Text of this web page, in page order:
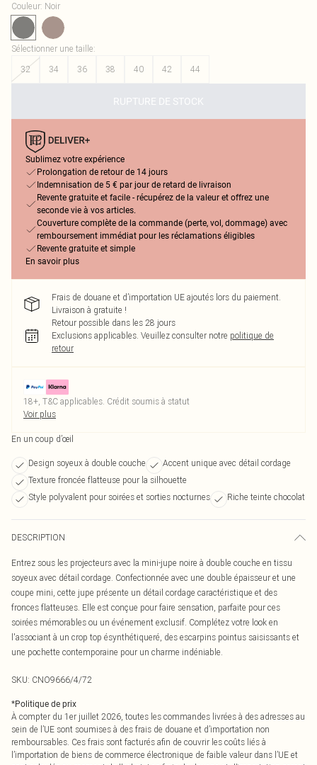
Couleur: Noir
Sélectionner une taille:
32
34 36 38 40 42 44
RUPTURE DE STOCK
Sublimez votre expérience
Prolongation de retour de 14 jours
Indemnisation de 5 € par jour de retard de livraison
Revente gratuite et facile - récupérez de la valeur et offrez une
seconde vie à vos articles.
Couverture complète de la commande (perte, vol, dommage) avec
remboursement immédiat pour les réclamations éligibles
Revente gratuite et simple
En savoir plus
Frais de douane et d’importation UE ajoutés lors du paiement.
Livraison à gratuite !
Retour possible dans les 28 jours
Exclusions applicables. Veuillez consulter notre politique de
retour
18+, T&C applicables. Crédit soumis à statut
Voir plus
En un coup d’œil
Design soyeux à double couche
Accent unique avec détail cordage
Texture froncée flatteuse pour la silhouette
Style polyvalent pour soirées et sorties nocturnes
Riche teinte chocolat
DESCRIPTION
Entrez sous les projecteurs avec la mini-jupe noire à double couche en tissu
soyeux avec détail cordage. Confectionnée avec une double épaisseur et une
coupe mini, cette jupe présente un détail cordage caractéristique et des
fronces flatteuses. Elle est conçue pour faire sensation, parfaite pour ces
soirées mémorables ou un événement exclusif. Complétez votre look en
l'associant à un crop top ésynthétiqueré, des escarpins pointus saisissants et
une pochette contemporaine pour un charme indéniable.
SKU: CNO9666/4/72
*Politique de prix
À compter du 1er juillet 2026, toutes les commandes livrées à des adresses au
sein de l’UE sont soumises à des frais de douane et d’importation non
remboursables. Ces frais sont facturés afin de couvrir les coûts liés à
l’importation de biens de commerce électronique de faible valeur dans l’UE et